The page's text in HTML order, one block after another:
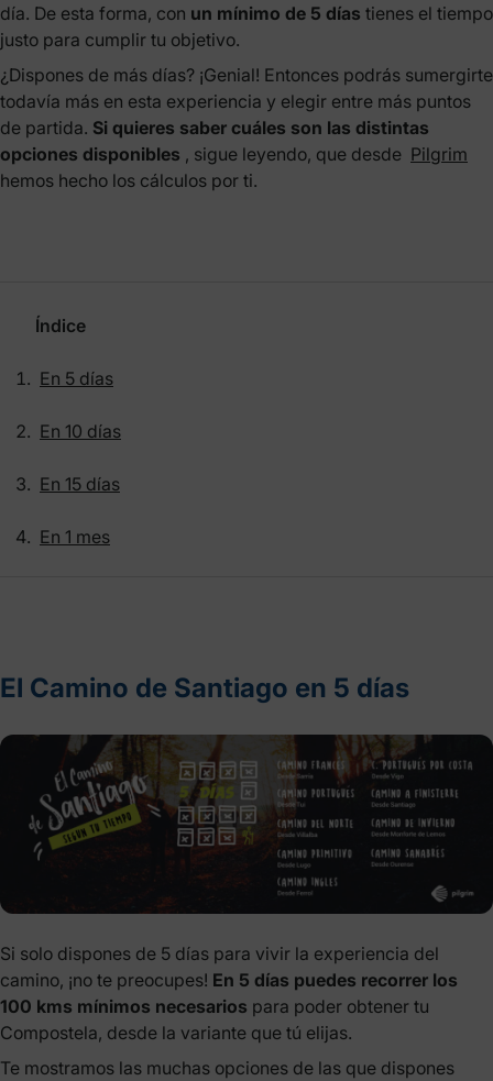
día. De esta forma, con un mínimo de 5 días tienes el tiempo
justo para cumplir tu objetivo.
¿Dispones de más días? ¡Genial! Entonces podrás sumergirte
todavía más en esta experiencia y elegir entre más puntos
de partida. Si quieres saber cuáles son las distintas
opciones disponibles , sigue leyendo, que desde Pilgrim
hemos hecho los cálculos por ti.
Índice
En 5 días
En 10 días
En 15 días
En 1 mes
El Camino de Santiago en 5 días
Si solo dispones de 5 días para vivir la experiencia del
camino, ¡no te preocupes! En 5 días puedes recorrer los
100 kms mínimos necesarios para poder obtener tu
Compostela, desde la variante que tú elijas.
Te mostramos las muchas opciones de las que dispones